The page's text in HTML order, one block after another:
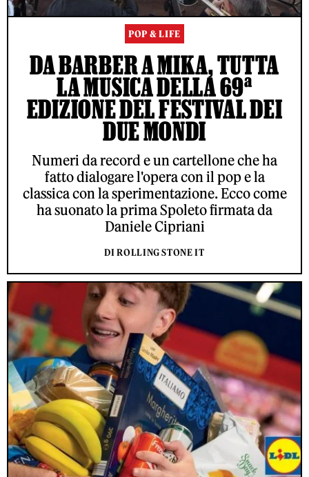
POP & LIFE
DA BARBER A MIKA, TUTTA
LA MUSICA DELLA 69ª
EDIZIONE DEL FESTIVAL DEI
DUE MONDI
Numeri da record e un cartellone che ha
fatto dialogare l'opera con il pop e la
classica con la sperimentazione. Ecco come
ha suonato la prima Spoleto firmata da
Daniele Cipriani
DI ROLLING STONE IT